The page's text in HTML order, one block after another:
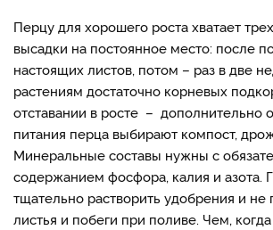
Перцу для хорошего роста хватает
высадки на постоянное место: после
настоящих листов, потом – раз в две
растениям достаточно корневых
отставании в росте – дополнительно
питания перца выбирают компост,
Минеральные составы нужны с
содержанием фосфора, калия и азота.
тщательно растворить удобрения и не
листья и побеги при поливе. Чем,